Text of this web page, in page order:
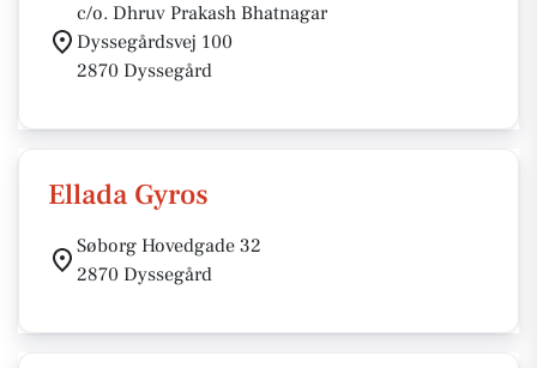
c/o. Dhruv Prakash Bhatnagar
Dyssegårdsvej 100
2870 Dyssegård
Ellada Gyros
Søborg Hovedgade 32
2870 Dyssegård